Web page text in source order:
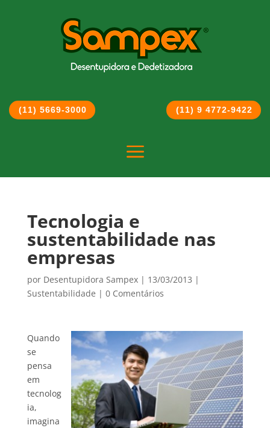
(11) 5669-3000 (11) 9 4772-9422
a
Tecnologia e
sustentabilidade nas
empresas
por Desentupidora Sampex| 13/03/2013 |
Sustentabilidade | 0 Comentários
Quando
se
pensa
em
tecnolog
ia,
imagina